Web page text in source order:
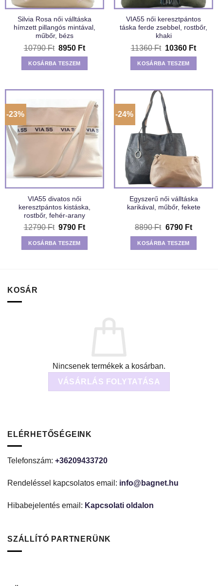
Silvia Rosa női válltáska
hímzett pillangós mintával,
műbőr, bézs
10790Ft Original
price
was:
10790 Ft.
8950 FtCurrent
price
8950 Ft.
KOSÁRBA TESZEM
VIA55 női keresztpántos
táska ferde zsebbel, rostbőr,
khaki
11360Ft Original
price
was:
11360 Ft.
10360 Ft
price
KOSÁRBA TESZEM
-23%
VIA55 divatos női
keresztpántos kistáska,
rostbőr, fehér-arany
12790Ft Original
price
was:
12790 Ft.
9790 FtCurrent
price
9790 Ft.
KOSÁRBA TESZEM
-24%
Egyszerű női válltáska
karikával, műbőr, fekete
8890Ft Original
price
was:
8890 Ft.
6790 FtCurrent
price
6790
KOSÁRBA TESZEM
KOSÁR
Nincsenek termékek a kosárban.
VÁSÁRLÁS FOLYTATÁSA
ELÉRHETŐSÉGEINK
Telefonszám: +36209433720
Rendeléssel kapcsolatos email: info@bagnet.hu
Hibabejelentés email: Kapcsolati oldalon
SZÁLLÍTÓ PARTNERÜNK